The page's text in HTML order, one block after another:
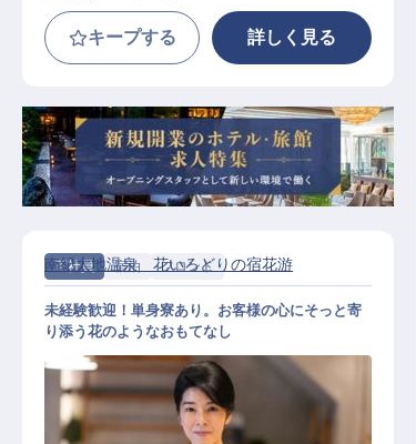
キープする 詳しく見る
正社員 宿泊 フロント
南紀太地温泉 花いろどりの宿花游
未経験歓迎！単身寮あり。お客様の心にそっと寄
り添う花のようなおもてなし